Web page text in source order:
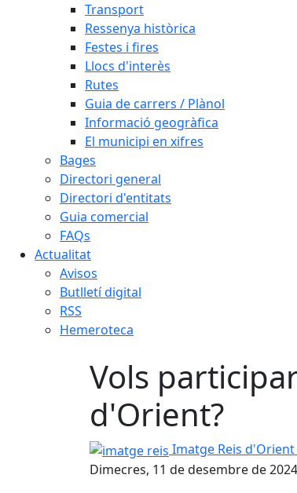
Transport
Ressenya històrica
Festes i fires
Llocs d'interès
Rutes
Guia de carrers / Plànol
Informació geogràfica
El municipi en xifres
Bages
Directori general
Directori d'entitats
Guia comercial
FAQs
Actualitat
Avisos
Butlletí digital
RSS
Hemeroteca
Vols
d'Orient?
imatge reis Imatge Reis d'Orient
Dimecres, 11 de desembre de 2024